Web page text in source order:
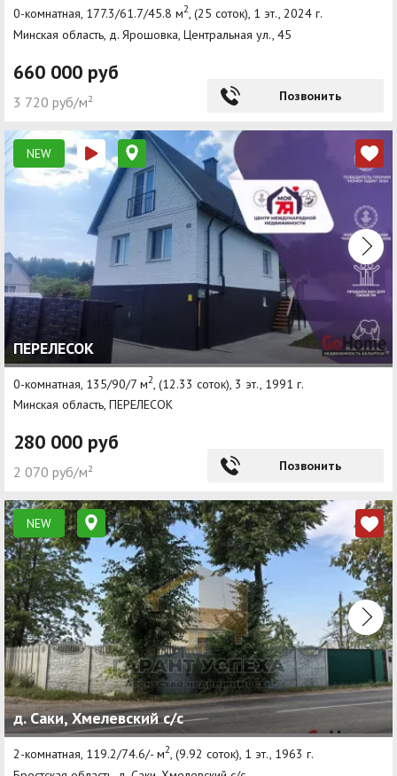
0-комнатная, 177.3/61.7/45.8 м2, (25 соток), 1 эт., 2024 г.
Минская область, д. Ярошовка, Центральная ул., 45
660 000 руб
3 720 руб/м² Позвонить
NEW
ПЕРЕЛЕСОК
0-комнатная, 135/90/7 м2 , (12.33 соток), 3 эт., 1991 г.
Минская область, ПЕРЕЛЕСОК
280 000 руб
2 070 руб/м² Позвонить
NEW
д. Саки, Хмелевский с/с
2-комнатная, 119.2/74.6/- м2 , (9.92 соток), 1 эт., 1963 г.